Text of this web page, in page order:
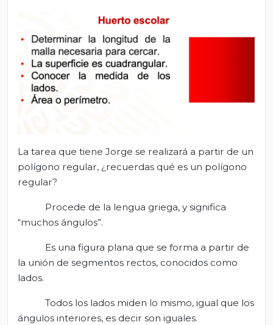
La tarea que tiene Jorge se realizará a partir de un
polígono regular, ¿recuerdas qué es un polígono
regular?
Procede de la lengua griega, y significa
“muchos ángulos”.
Es una figura plana que se forma a partir de
la unión de segmentos rectos, conocidos como
lados.
Todos los lados miden lo mismo, igual que los
ángulos interiores, es decir son iguales.